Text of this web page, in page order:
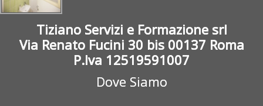
Tiziano Servizi e Formazione srl
Via Renato Fucini 30 bis 00137 Roma
P.Iva 12519591007
Dove Siamo